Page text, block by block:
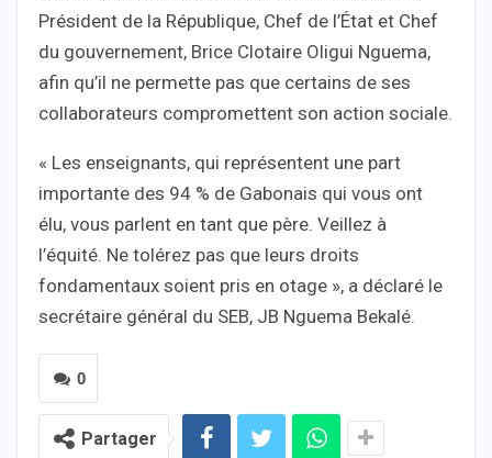
Président de la République, Chef de l’État et Chef
du gouvernement, Brice Clotaire Oligui Nguema,
afin qu’il ne permette pas que certains de ses
collaborateurs compromettent son action sociale.
« Les enseignants, qui représentent une part
importante des 94 % de Gabonais qui vous ont
élu, vous parlent en tant que père. Veillez à
l’équité. Ne tolérez pas que leurs droits
fondamentaux soient pris en otage », a déclaré le
secrétaire général du SEB, JB Nguema Bekalé.
0
Partager